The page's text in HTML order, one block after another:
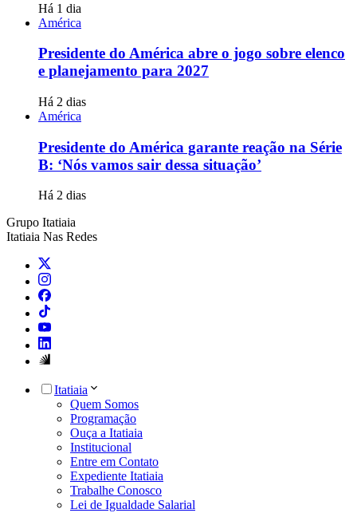
Há 1 dia
América
Presidente do América abre o jogo sobre elenco
e planejamento para 2027
Há 2 dias
América
Presidente do América garante reação na Série
B: ‘Nós vamos sair dessa situação’
Há 2 dias
Grupo Itatiaia
Itatiaia Nas Redes
Itatiaia
Quem Somos
Programação
Ouça a Itatiaia
Institucional
Entre em Contato
Expediente Itatiaia
Trabalhe Conosco
Lei de Igualdade Salarial